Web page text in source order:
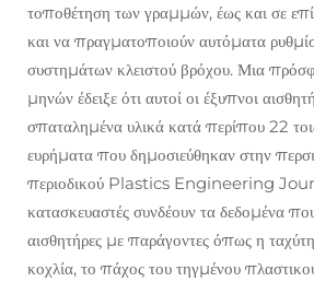
τοποθέτηση των γραμμών, έως και σε
και να πραγματοποιούν αυτόματα
συστημάτων κλειστού βρόχου. Μια
μηνών έδειξε ότι αυτοί οι έξυπνοι
σπαταλημένα υλικά κατά περίπου 22
ευρήματα που δημοσιεύθηκαν στην
περιοδικού Plastics Engineering
κατασκευαστές συνδέουν τα δεδομένα
αισθητήρες με παράγοντες όπως η
κοχλία, το πάχος του τηγμένου